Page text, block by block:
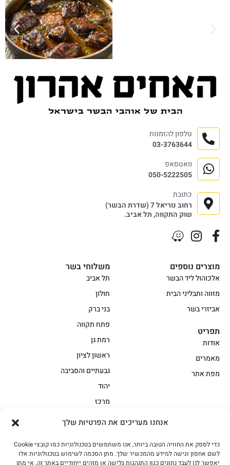
אנחנו מעריכים את הפרטיות שלך
כדי לספק את החוויה הטובה ביותר, אנו משתמשים בטכנולוגיות כמו קובצי Cookie
לשם אחסון וגישה למידע מהמכשיר שלך. מתן הסכמה לשימוש בטכנולוגיות אלו
יאפשר לנו לעבד נתונים כגון התנהגות גלישה או מזהים ייחודיים באתר זה. אי מתן
אווז
בשר בקר משובח
בשר בקר עגלה משובח
בשר למעשנת
משלוחי בשר
תל אביב
חולון
בני ברק
פתח תקווה
רמת גן
ראשון לציון
גבעתיים והסביבה
יהוד
מרכז
מוצרים נוספים
אלכוהול ליד הבשר
מזווה ותבליני הבית
אביזרי בשר
תפריט
אודות
מאמרים
מפת אתר
טלפון להזמנות
03-3763644
וואטסאפ
050-5222505
כתובת
רחוב נוריאל 7 (שדרת הבשר)
שוק התקווה, תל אביב.